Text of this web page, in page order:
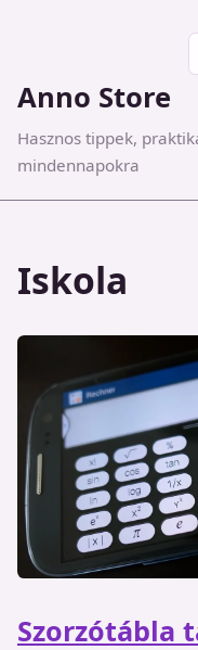
Anno Store
Hasznos tippek,
mindennapokra
Iskola
Szorzótábla